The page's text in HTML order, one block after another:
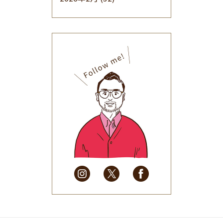
(32)
2025年9月(30)
2025年8月(31)
2025年7月(37)
2025年6月(48)
2025年5月
(41)
2025年4月
(32)
2025年3月(31)
2025年2月
(28)
2025年1月
(34)